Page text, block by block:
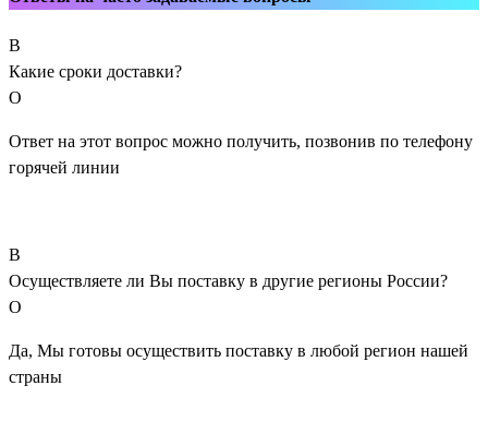
В
Какие сроки доставки?
О
Ответ на этот вопрос можно получить, позвонив по телефону
горячей линии
В
Осуществляете ли Вы поставку в другие регионы России?
О
Да, Мы готовы осуществить поставку в любой регион нашей
страны